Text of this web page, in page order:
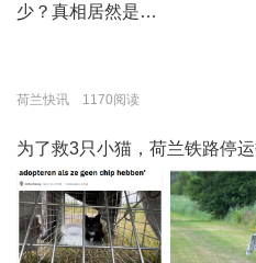
少？真相居然是…
荷兰快讯 1170阅读
为了救3只小猫，荷兰铁路停